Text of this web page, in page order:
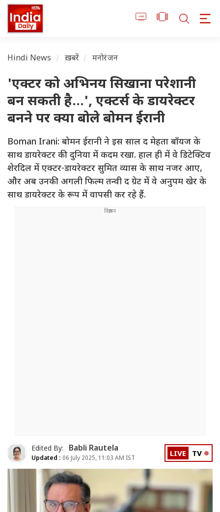
Hindi News ख़बरें मनोरंजन
'एक्टर को अभिनय सिखाना परेशानी
बन सकती है...', एक्टर्स के डायरेक्टर
बनने पर क्या बोले बोमन ईरानी
Boman Irani: बोमन ईरानी ने इस साल द मेहता बॉयज के
साथ डायरेक्टर की दुनिया में कदम रखा. हाल ही में वे डिटेक्टिव
शेरदिल में एक्टर-डायरेक्टर सुमित व्यास के साथ नजर आए,
और अब उनकी अगली फिल्म तन्वी द ग्रेट में वे अनुपम खेर के
साथ डायरेक्टर के रूप में वापसी कर रहे हैं.
Edited By: Babli Rautela
Updated : 06 July 2025, 11:03 AM IST LIVE TV